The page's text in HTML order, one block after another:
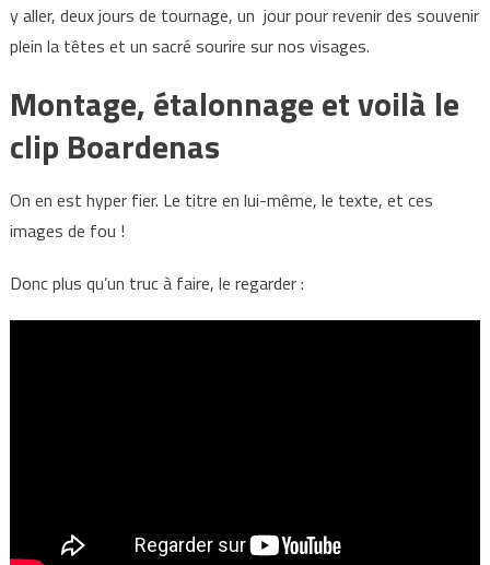
y aller, deux jours de tournage, un jour pour revenir des souvenir
plein la têtes et un sacré sourire sur nos visages.
Montage, étalonnage et voilà le
clip Boardenas
On en est hyper fier. Le titre en lui-même, le texte, et ces
images de fou !
Donc plus qu’un truc à faire, le regarder :